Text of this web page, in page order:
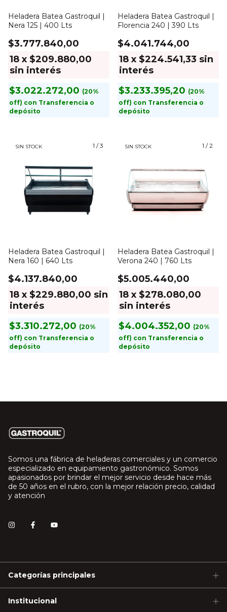
Heladera Batea Gastroquil |
Nera 125 | 400 Lts
$3.777.840,00
18 x $209.880,00
sin interés
$3.022.272,00
con Transferencia o
depósito
Heladera Batea Gastroquil |
Florencia 240 | 390 Lts
$4.041.744,00
18 x $224.541,33 sin
interés
$3.233.395,20
con Transferencia o
depósito
1 /3
SIN STOCK
Heladera Batea Gastroquil |
Nera 160 | 640 Lts
$4.137.840,00
18 x $229.880,00 sin
interés
$3.310.272,00
con Transferencia o
depósito
1 /2
SIN STOCK
Heladera Batea Gastroquil |
Verona 240 | 760 Lts
$5.005.440,00
18 x $278.080,00
sin interés
$4.004.352,00
con Transferencia o
depósito
Somos una fábrica de heladeras comerciales y un comercio
especializado en equipamiento gastronómico. Somos
apasionados por brindar el mejor servicio desde hace más
de 50 años en el rubro, con la mejor relación precio, calidad
y atención
Categorías principales
Institucional